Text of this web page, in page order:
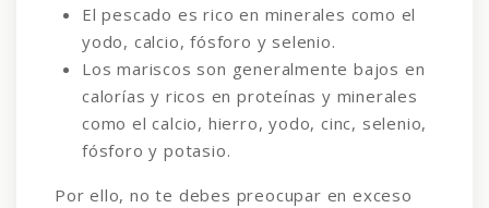
El pescado es rico en minerales como el
yodo, calcio, fósforo y selenio.
Los mariscos son generalmente bajos en
calorías y ricos en proteínas y minerales
como el calcio, hierro, yodo, cinc, selenio,
fósforo y potasio.
Por ello, no te debes preocupar en exceso